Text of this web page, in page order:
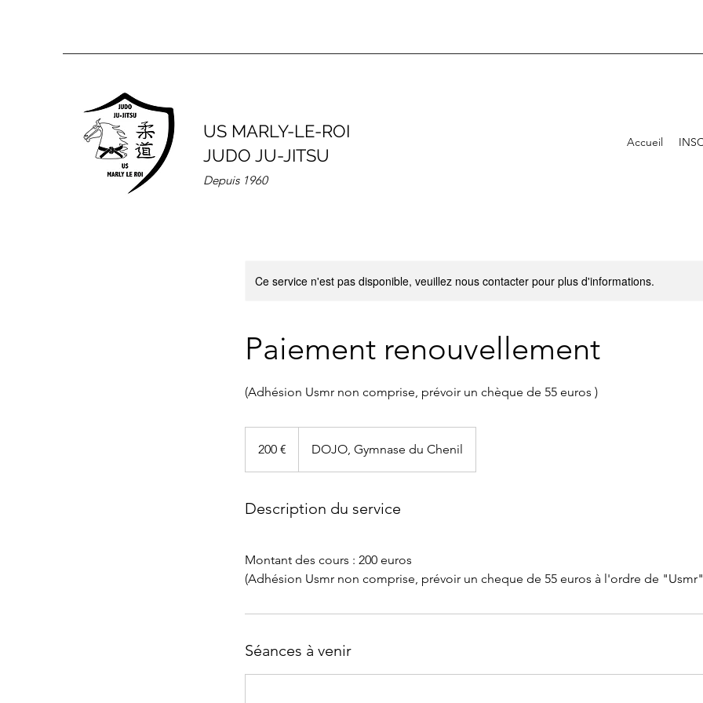
US MARLY-LE-ROI
JUDO JU-JITSU
Depuis 1960
Accueil
Ce service n'est pas disponible, veuillez nous contacter pour plus d'informations.
Paiement renouvellement
(Adhésion Usmr non comprise, prévoir un chèque de 55 euros )
200 € DOJO, Gymnase du Chenil
Description du service
Montant des cours : 200 euros
(Adhésion Usmr non comprise, prévoir un cheque de 55 euros à l'ordre de
Séances à venir